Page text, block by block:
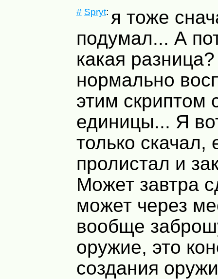
# Spryt: я тоже
подумал... А
какая
нормально
этим скриптом
единицы... Я
только скачал,
пролистал и
Может завтра
может через
вообще
оружие, это
создания